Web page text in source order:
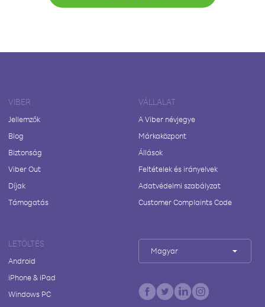
VIBER
Jellemzők
Blog
Biztonság
Viber Out
Díjak
Támogatás
VÁLLALAT
A Viber névjegye
Márkaközpont
Állások
Feltételek és irányelvek
Adatvédelmi szabályzat
Customer Complaints Code
LETÖLTÉS
Android
iPhone & iPad
Windows PC
Magyar